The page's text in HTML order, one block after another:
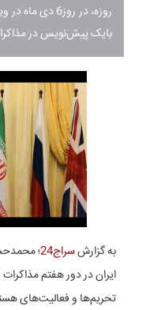
روزه، در روز6
بایک پیش‌نویس در
به گزارشسراج24
؛
ایران در دور هفتم
تحریم‌ها و فعالیت‌های هسته‌ای به